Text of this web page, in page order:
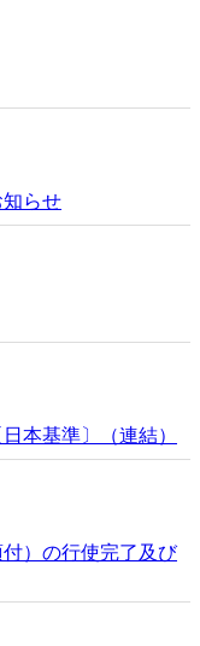
らせ
本基準〕（連結）
）の行使完了及び